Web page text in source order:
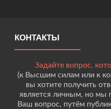
КОНТАКТЫ
Задайте вопрос,
(к Высшим силам или к
вы хотите получить
является личным, но мы
Ваш вопрос, путём